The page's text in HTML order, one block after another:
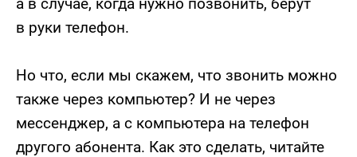
в руки телефон.
Но что, если мы скажем, что звонить можно
также через компьютер? И не через
мессенджер, а с компьютера на телефон
другого абонента. Как это сделать, читайте